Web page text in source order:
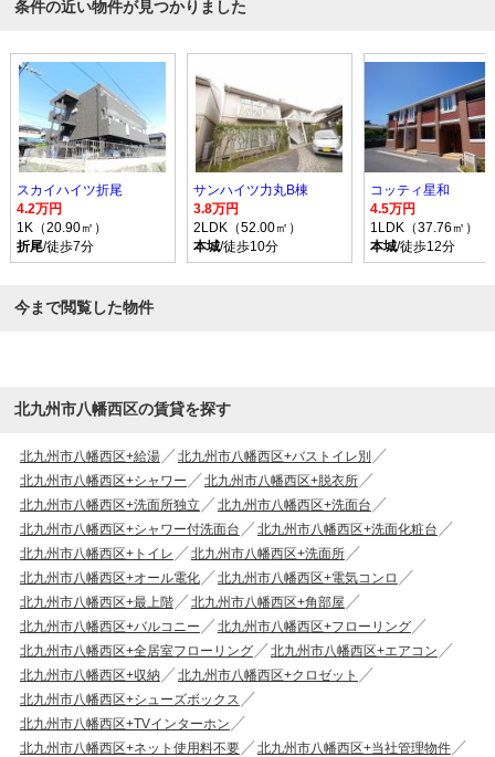
条件の近い物件が見つかりました
スカイハイツ折尾
4.2万円
1K（20.90㎡）
折尾/徒歩7分
サンハイツ力丸B棟
3.8万円
2LDK（52.00㎡）
本城/徒歩10分
コッティ星和
4.5万円
1LDK（37.76㎡）
本城/徒歩12分
今まで閲覧した物件
北九州市八幡西区の賃貸を探す
北九州市八幡西区+給湯
北九州市八幡西区+バストイレ別
北九州市八幡西区+シャワー
北九州市八幡西区+脱衣所
北九州市八幡西区+洗面所独立
北九州市八幡西区+洗面台
北九州市八幡西区+シャワー付洗面台
北九州市八幡西区+洗面化粧台
北九州市八幡西区+トイレ
北九州市八幡西区+洗面所
北九州市八幡西区+オール電化
北九州市八幡西区+電気コンロ
北九州市八幡西区+最上階
北九州市八幡西区+角部屋
北九州市八幡西区+バルコニー
北九州市八幡西区+フローリング
北九州市八幡西区+全居室フローリング
北九州市八幡西区+エアコン
北九州市八幡西区+収納
北九州市八幡西区+クロゼット
北九州市八幡西区+シューズボックス
北九州市八幡西区+TVインターホン
北九州市八幡西区+ネット使用料不要
北九州市八幡西区+当社管理物件